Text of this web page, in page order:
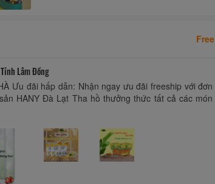
Free
Lâm Đồng
Ưu đãi hấp dẫn: Nhận ngay ưu đãi freeship với đơn
HANY Đà Lạt Tha hồ thưởng thức tất cả các món